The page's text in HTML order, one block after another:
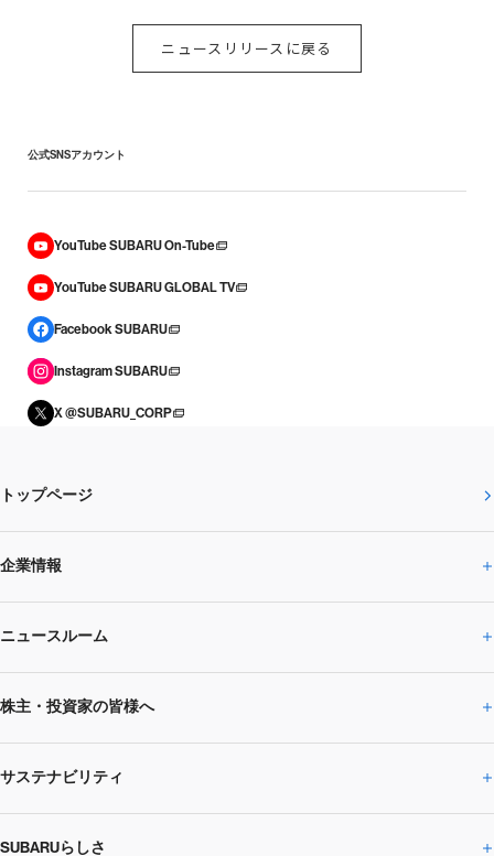
ニュースリリースに戻る
公式SNSアカウント
YouTube SUBARU On-Tube
YouTube SUBARU GLOBAL TV
Facebook SUBARU
Instagram SUBARU
X @SUBARU_CORP
トップページ
企業情報
企業情報トップ
SUBARUのありたい姿
SUBARU 2025方針
ニュースルーム
ニュースルームトップ
ニュースリリース
閉じる
株主・投資家の皆様へ
株主・投資家の皆様へトップ
サステナビリティ
サステナビリティトップ
SUBARUらしさ